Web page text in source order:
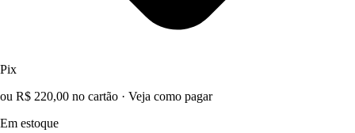
Pix
ou R$ 220,00 no cartão · Veja como pagar
Em estoque